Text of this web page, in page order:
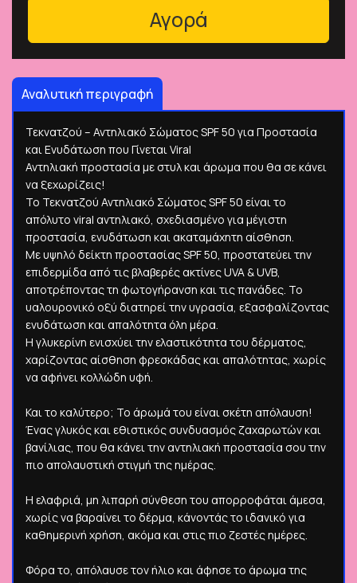
Αγορά
Αναλυτική περιγραφή
Τεκνατζού – Αντηλιακό Σώματος SPF 50 για Προστασία
και Ενυδάτωση που Γίνεται Viral
Αντηλιακή προστασία με στυλ και άρωμα που θα σε κάνει
να ξεχωρίζεις!
Το Τεκνατζού Αντηλιακό Σώματος SPF 50 είναι το
απόλυτο viral αντηλιακό, σχεδιασμένο για μέγιστη
προστασία, ενυδάτωση και ακαταμάχητη αίσθηση.
Με υψηλό δείκτη προστασίας SPF 50, προστατεύει την
επιδερμίδα από τις βλαβερές ακτίνες UVA & UVB,
αποτρέποντας τη φωτογήρανση και τις πανάδες. Το
υαλουρονικό οξύ διατηρεί την υγρασία, εξασφαλίζοντας
ενυδάτωση και απαλότητα όλη μέρα.
Η γλυκερίνη ενισχύει την ελαστικότητα του δέρματος,
χαρίζοντας αίσθηση φρεσκάδας και απαλότητας, χωρίς
να αφήνει κολλώδη υφή.
Και το καλύτερο; Το άρωμά του είναι σκέτη απόλαυση!
Ένας γλυκός και εθιστικός συνδυασμός ζαχαρωτών και
βανίλιας, που θα κάνει την αντηλιακή προστασία σου την
πιο απολαυστική στιγμή της ημέρας.
Η ελαφριά, μη λιπαρή σύνθεση του απορροφάται άμεσα,
χωρίς να βαραίνει το δέρμα, κάνοντάς το ιδανικό για
καθημερινή χρήση, ακόμα και στις πιο ζεστές ημέρες.
Φόρα το, απόλαυσε τον ήλιο και άφησε το άρωμα της